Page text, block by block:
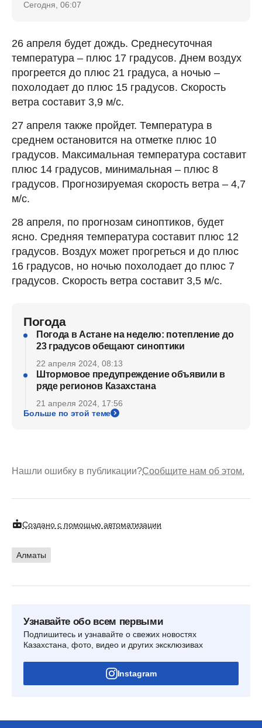
Сегодня, 06:07
26 апреля будет дождь. Среднесуточная
температура – плюс 17 градусов. Днем воздух
прогреется до плюс 21 градуса, а ночью –
похолодает до плюс 15 градусов. Скорость
ветра составит 3,9 м/с.
27 апреля также пройдет. Температура в
среднем остановится на отметке плюс 10
градусов. Максимальная температура составит
плюс 14 градусов, минимальная – плюс 8
градусов. Прогнозируемая скорость ветра – 4,7
м/с.
28 апреля, по прогнозам синоптиков, будет
ясно. Средняя температура составит плюс 12
градусов. Воздух может прогреться и до плюс
16 градусов, но ночью похолодает до плюс 7
градусов. Скорость ветра составит 3,5 м/с.
Погода
Погода в Астане на неделю: потепление до
23 градусов обещают синоптики
22 апреля 2024, 08:13
Штормовое предупреждение объявили в
ряде регионов Казахстана
21 апреля 2024, 17:56
Больше по этой теме
Нашли ошибку в публикации?Сообщите нам об этом.
Создано с помощью автоматизации
Алматы
Узнавайте обо всем первыми
Подпишитесь и узнавайте о свежих новостях
Казахстана, фото, видео и других эксклюзивах
Instagram